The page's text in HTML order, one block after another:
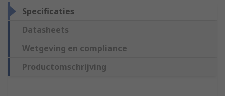
Specificaties
Datasheets
Wetgeving en compliance
Productomschrijving